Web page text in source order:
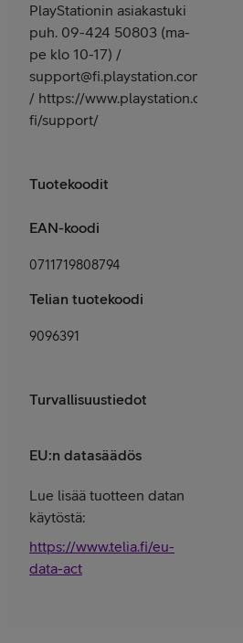
PlayStationin asiakastuki
puh. 09-424 50803 (ma-
pe klo 10-17) /
support@fi.playstation.com
/ https://www.playstation.com/fi-
fi/support/
Tuotekoodit
EAN-koodi
0711719808794
Telian tuotekoodi
9096391
Turvallisuustiedot
EU:n datasäädös
Lue lisää tuotteen datan
käytöstä:
https://www.telia.fi/eu-
data-act